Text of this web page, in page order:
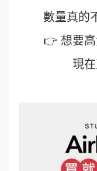
數量真的
👉 想要
現